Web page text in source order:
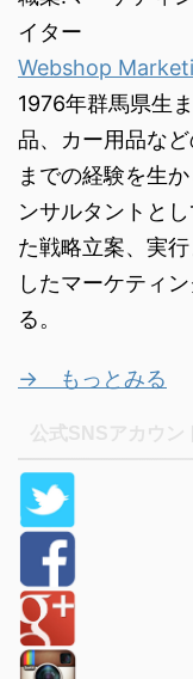
イター
Webshop
1976年群馬県生
品、カー用品な
までの経験を生
ンサルタントと
た戦略立案、実
したマーケティ
る。
→ もっとみる